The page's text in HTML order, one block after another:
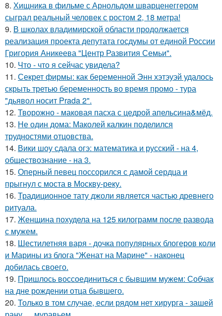
8. Хищника в фильме с Арнольдом шварценеггером
сыграл реальный человек с ростом 2, 18 метра!
9. В школах владимирской области продолжается
реализация проекта депутата госдумы от единой России
Григория Аникеева "Центр Развития Семьи".
10. Что - что я сейчас увидела?
11. Секрет фирмы: как беременной Энн хэтэуэй удалось
скрыть третью беременность во время промо - тура
"дьявол носит Prada 2".
12. Творожно - маковая пасха с цедрой апельсина&мёд.
13. Не один дома: Маколей калкин поделился
трудностями отцовства.
14. Вики шоу сдала огэ: математика и русский - на 4,
обществознание - на 3.
15. Оперный певец поссорился с дамой сердца и
прыгнул с моста в Москву-реку.
16. Традиционное тату джоли является частью древнего
ритуала.
17. Женщина похудела на 125 килограмм после развода
с мужем.
18. Шестилетняя варя - дочка популярных блогеров коли
и Марины из блога "Женат на Марине" - наконец
добилась своего.
19. Пришлось воссоединиться с бывшим мужем: Собчак
на дне рождении отца бывшего.
20. Только в том случае, если рядом нет хирурга - зашей